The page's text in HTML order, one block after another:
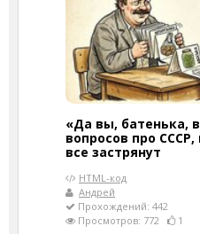
«Да вы, батенька,
вопросов про
все застрянут
HTML-код
Андрей
Прохождений: 442
Просмотров: 772
1